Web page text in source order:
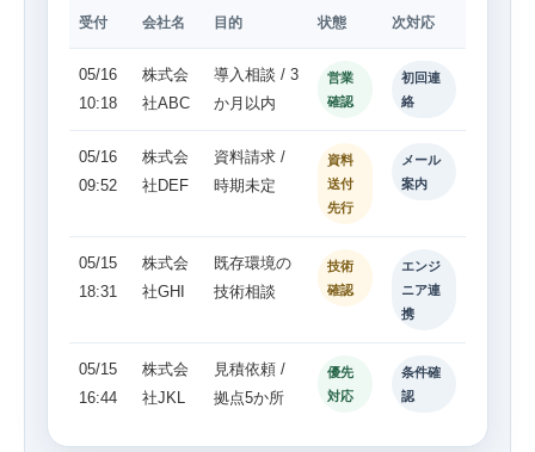
受付 会社名 目的 状態 次対応
05/16
10:18
株式会
社ABC
導入相談 / 3
か月以内
営業
確認
初回連
絡
05/16
09:52
株式会
社DEF
資料請求 /
時期未定
資料
送付
先行
メール
案内
05/15
18:31
株式会
社GHI
既存環境の
技術相談
技術
確認
エンジ
ニア連
携
05/15
16:44
株式会
社JKL
見積依頼 /
拠点5か所
優先
対応
条件確
認